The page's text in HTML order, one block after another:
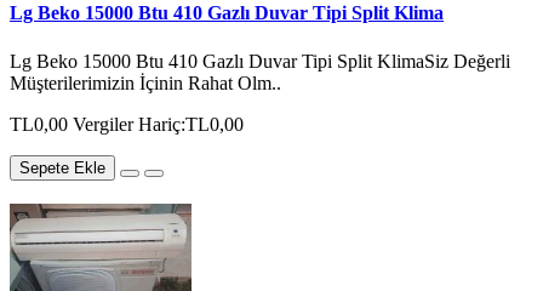
Lg Beko 15000 Btu 410 Gazlı Duvar Tipi Split Klima
Lg Beko 15000 Btu 410 Gazlı Duvar Tipi Split KlimaSiz Değerli
Müşterilerimizin İçinin Rahat Olm..
TL0,00 Vergiler Hariç:TL0,00
Sepete Ekle